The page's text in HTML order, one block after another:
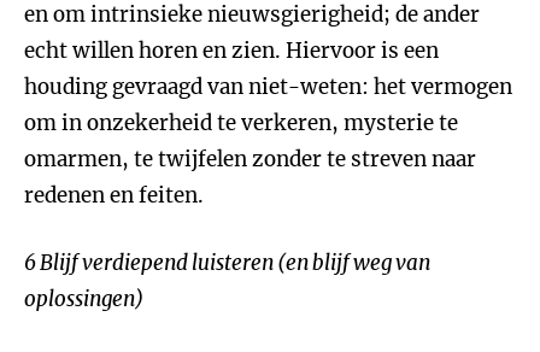
en om intrinsieke nieuwsgierigheid; de ander
echt willen horen en zien. Hiervoor is een
houding gevraagd van niet-weten: het vermogen
om in onzekerheid te verkeren, mysterie te
omarmen, te twijfelen zonder te streven naar
redenen en feiten.
6 Blijf verdiepend luisteren (en blijf weg van
oplossingen)